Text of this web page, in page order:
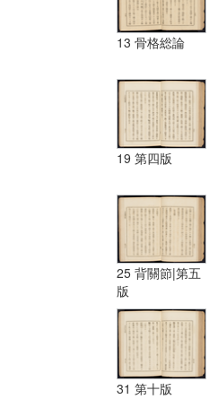
13 骨格総論
19 第四版
25 背關節|第五
版
31 第十版